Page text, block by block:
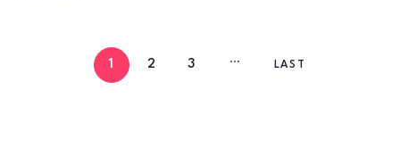
1 2 3 LAST